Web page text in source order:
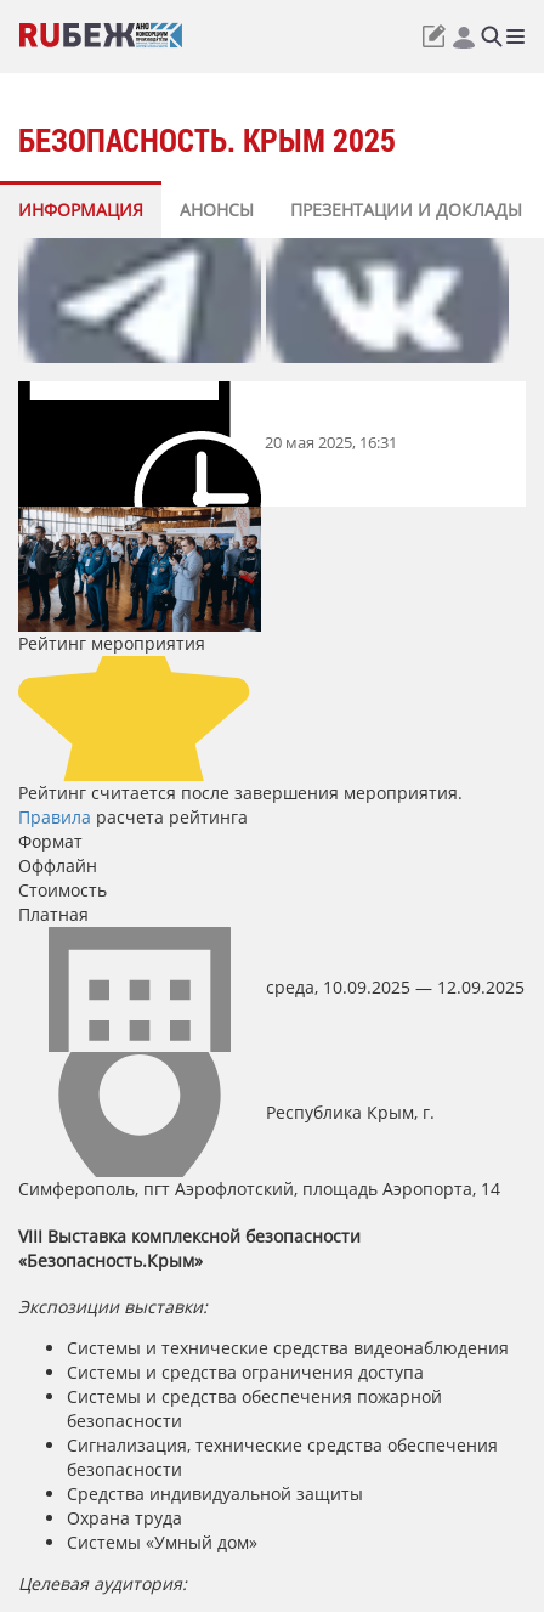
БЕЗОПАСНОСТЬ. КРЫМ 2025
ИНФОРМАЦИЯ АНОНСЫ ПРЕЗЕНТАЦИИ И ДОКЛАДЫ
20 мая 2025, 16:31
Рейтинг мероприятия
Рейтинг считается после завершения мероприятия.
Правила расчета рейтинга
Формат
Оффлайн
Стоимость
Платная
среда, 10.09.2025 — 12.09.2025
Республика Крым, г.
Симферополь, пгт Аэрофлотский, площадь Аэропорта, 14
VIII Выставка комплексной безопасности
«Безопасность.Крым»
Экспозиции выставки:
Системы и технические средства видеонаблюдения
Системы и средства ограничения доступа
Системы и средства обеспечения пожарной
безопасности
Сигнализация, технические средства обеспечения
безопасности
Средства индивидуальной защиты
Охрана труда
Системы «Умный дом»
Целевая аудитория: